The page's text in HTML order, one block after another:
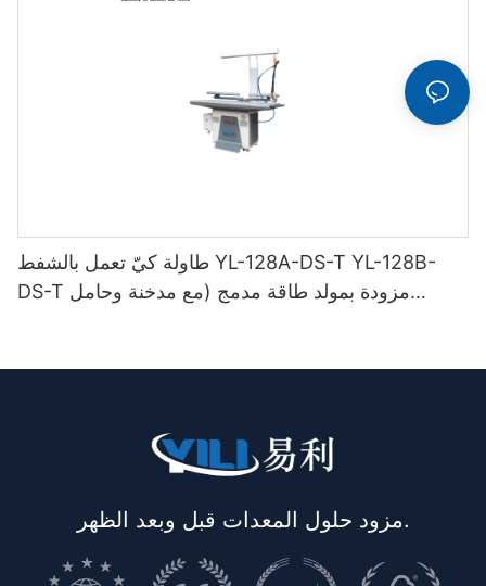
طاولة كيّ تعمل بالشفط YL-128A-DS-T YL-128B-
DS-T مزودة بمولد طاقة مدمج (مع مدخنة وحامل
مزود حلول المعدات قبل وبعد الظهر.